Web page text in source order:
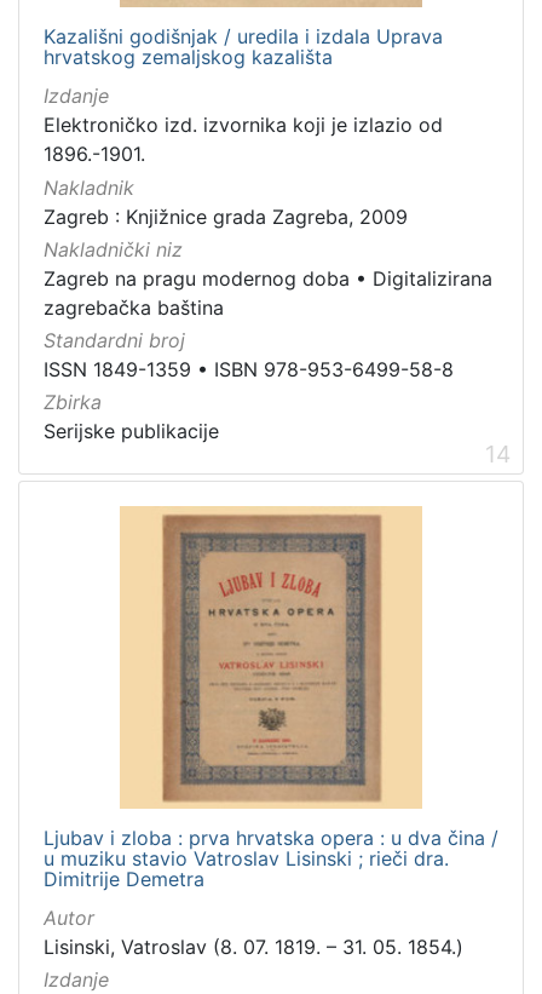
Kazališni godišnjak / uredila i izdala Uprava
hrvatskog zemaljskog kazališta
Izdanje
Elektroničko izd. izvornika koji je izlazio od
1896.-1901.
Nakladnik
Zagreb : Knjižnice grada Zagreba, 2009
Nakladnički niz
Zagreb na pragu modernog doba • Digitalizirana
zagrebačka baština
Standardni broj
ISSN 1849-1359 • ISBN 978-953-6499-58-8
Zbirka
Serijske publikacije
14
Ljubav i zloba : prva hrvatska opera : u dva čina /
u muziku stavio Vatroslav Lisinski ; rieči dra.
Dimitrije Demetra
Autor
Lisinski, Vatroslav (8. 07. 1819. – 31. 05. 1854.)
Izdanje